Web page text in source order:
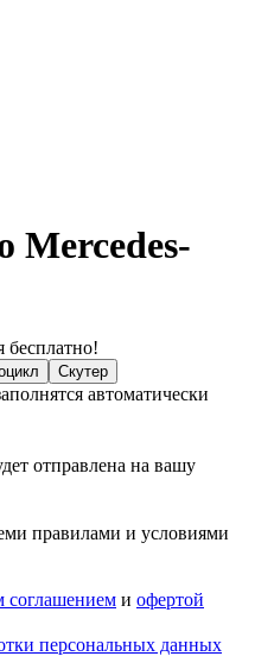
Mercedes-
бесплатно!
Скутер
автоматически
отправлена на вашу
правилами и условиями
соглашением и офертой
персональных данных